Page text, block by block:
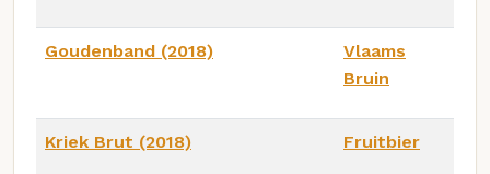
Goudenband (2018)
Vlaams
Bruin
Kriek Brut (2018) Fruitbier